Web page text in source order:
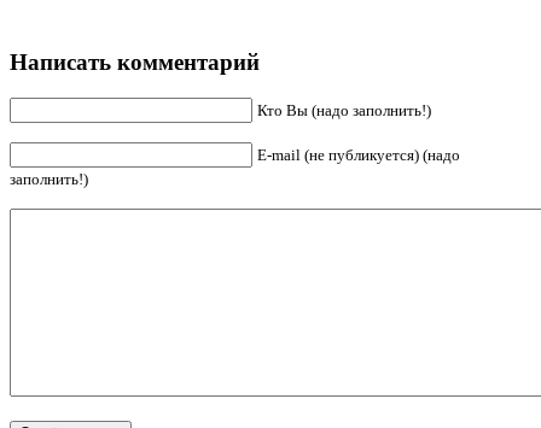
Написать комментарий
Кто Вы (надо заполнить!)
E-mail (не публикуется) (надо
заполнить!)